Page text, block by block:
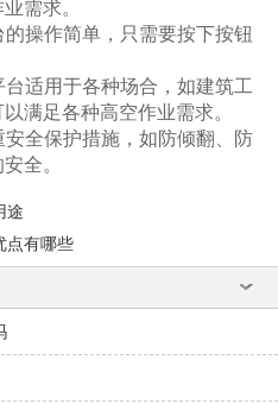
需求。
操作简单，只需要按下按钮
适用于各种场合，如建筑工
满足各种高空作业需求。
全保护措施，如防倾翻、防
全。
途
点有哪些